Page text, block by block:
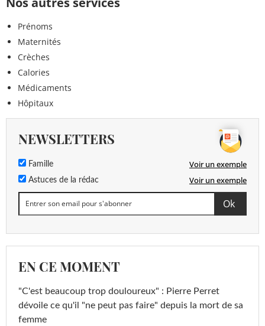
Prénoms
Maternités
Crèches
Calories
Médicaments
Hôpitaux
NEWSLETTERS
Famille Voir un exemple
Astuces de la rédac Voir un exemple
EN CE MOMENT
"C'est beaucoup trop douloureux" : Pierre Perret
dévoile ce qu'il "ne peut pas faire" depuis la mort de sa
femme